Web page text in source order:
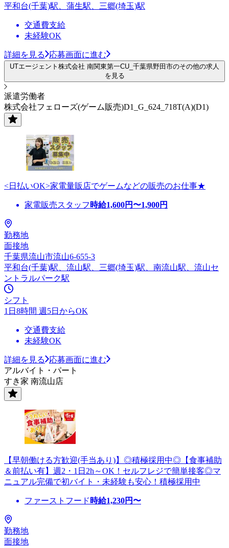
平和台(千葉)駅、蒲生駅、三郷(埼玉)駅
交通費支給
未経験OK
詳細を見る 応募画面に進む
UTエージェント株式会社 南関東第一CU_千葉県野田市のその他の求人
を見る
派遣労働者
株式会社フェローズ(ゲーム販売)D1_G_624_718T(A)(D1)
<日払いOK>家電量販店でゲームなどの販売のお仕事★
家電販売スタッフ 時給1,600円〜1,900円
勤務地
面接地
千葉県流山市流山6-655-3
平和台(千葉)駅、流山駅、三郷(埼玉)駅、南流山駅、流山セ
ントラルパーク駅
シフト
1日8時間 週5日からOK
交通費支給
未経験OK
詳細を見る
応募画面に進む
アルバイト・パート
すき家 南流山店
【早朝働ける方歓迎(手当あり)】◎積極採用中◎【食事補助
＆前払い有】週2・1日2h～OK！セルフレジで簡単接客◎マ
ニュアル完備で初バイト・未経験も安心！積極採用中
ファーストフード 時給1,230円〜
勤務地
面接地